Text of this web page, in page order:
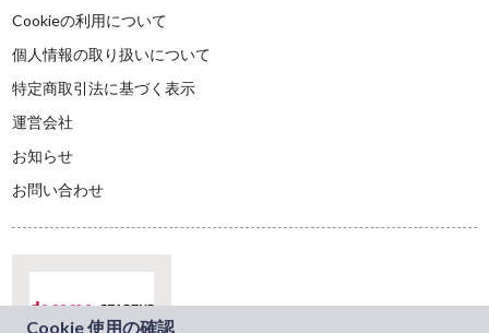
Cookieの利用について
個人情報の取り扱いについて
特定商取引法に基づく表示
運営会社
お知らせ
お問い合わせ